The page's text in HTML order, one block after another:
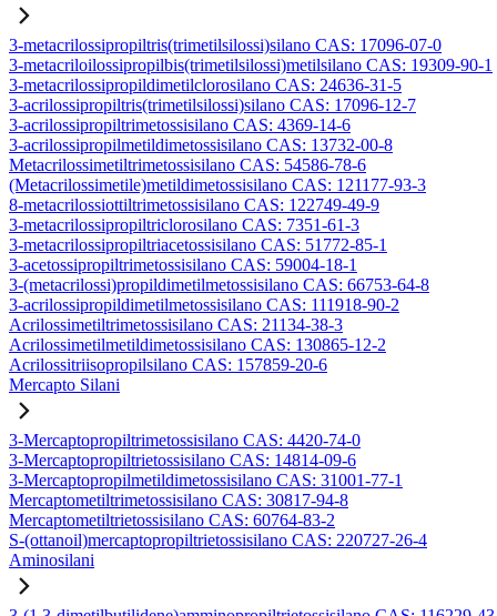
3-metacrilossipropiltris(trimetilsilossi)silano CAS: 17096-07-0
3-metacriloilossipropilbis(trimetilsilossi)metilsilano CAS: 19309-90-1
3-metacrilossipropildimetilclorosilano CAS: 24636-31-5
3-acrilossipropiltris(trimetilsilossi)silano CAS: 17096-12-7
3-acrilossipropiltrimetossisilano CAS: 4369-14-6
3-acrilossipropilmetildimetossisilano CAS: 13732-00-8
Metacrilossimetiltrimetossisilano CAS: 54586-78-6
(Metacrilossimetile)metildimetossisilano CAS: 121177-93-3
8-metacrilossiottiltrimetossisilano CAS: 122749-49-9
3-metacrilossipropiltriclorosilano CAS: 7351-61-3
3-metacrilossipropiltriacetossisilano CAS: 51772-85-1
3-acetossipropiltrimetossisilano CAS: 59004-18-1
3-(metacrilossi)propildimetilmetossisilano CAS: 66753-64-8
3-acrilossipropildimetilmetossisilano CAS: 111918-90-2
Acrilossimetiltrimetossisilano CAS: 21134-38-3
Acrilossimetilmetildimetossisilano CAS: 130865-12-2
Acrilossitriisopropilsilano CAS: 157859-20-6
Mercapto Silani
3-Mercaptopropiltrimetossisilano CAS: 4420-74-0
3-Mercaptopropiltrietossisilano CAS: 14814-09-6
3-Mercaptopropilmetildimetossisilano CAS: 31001-77-1
Mercaptometiltrimetossisilano CAS: 30817-94-8
Mercaptometiltrietossisilano CAS: 60764-83-2
S-(ottanoil)mercaptopropiltrietossisilano CAS: 220727-26-4
Aminosilani